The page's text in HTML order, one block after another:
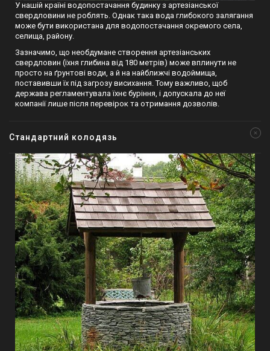
У нашій країні водопостачання будинку з артезіанської
свердловини не роблять. Однак така вода глибокого залягання
може бути використана для водопостачання окремого села,
селища, району.
Зазначимо, що необдумане створення артезіанських
свердловин (їхня глибина від 180 метрів) може вплинути не
просто на ґрунтові води, а й на найближчі водоймища,
поставивши їх під загрозу висихання. Тому важливо, щоб
держава регламентувала їхнє буріння, і допускала до неї
компанії лише після перевірок та отримання дозволів.
Стандартний колодязь